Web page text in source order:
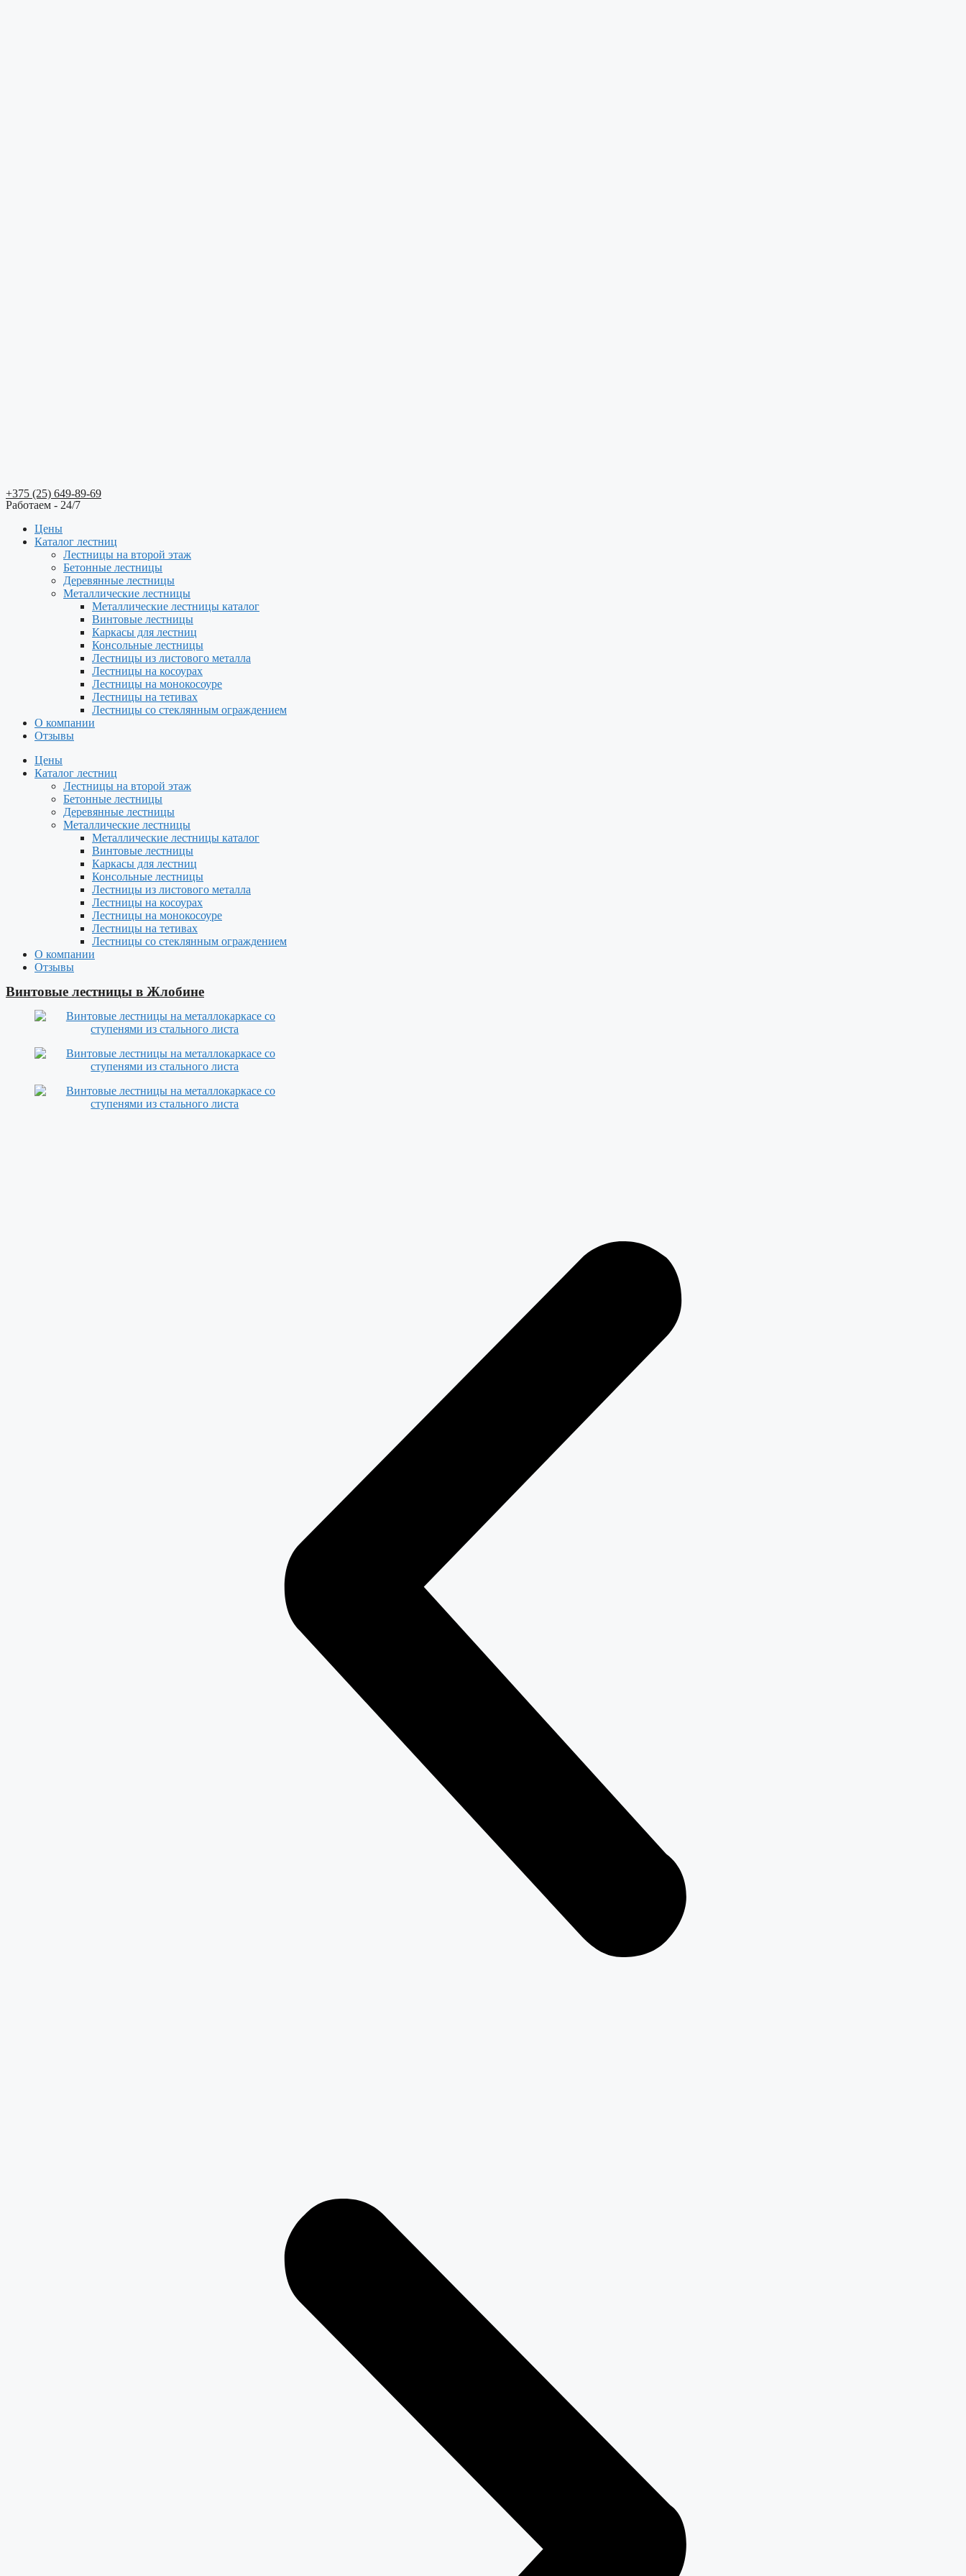
+375 (25) 649-89-69
Работаем - 24/7
Цены
Каталог лестниц
Лестницы на второй этаж
Бетонные лестницы
Деревянные лестницы
Металлические лестницы
Металлические лестницы каталог
Винтовые лестницы
Каркасы для лестниц
Консольные лестницы
Лестницы из листового металла
Лестницы на косоурах
Лестницы на монокосоуре
Лестницы на тетивах
Лестницы со стеклянным ограждением
О компании
Отзывы
Цены
Каталог лестниц
Лестницы на второй этаж
Бетонные лестницы
Деревянные лестницы
Металлические лестницы
Металлические лестницы каталог
Винтовые лестницы
Каркасы для лестниц
Консольные лестницы
Лестницы из листового металла
Лестницы на косоурах
Лестницы на монокосоуре
Лестницы на тетивах
Лестницы со стеклянным ограждением
О компании
Отзывы
Винтовые лестницы в Жлобине